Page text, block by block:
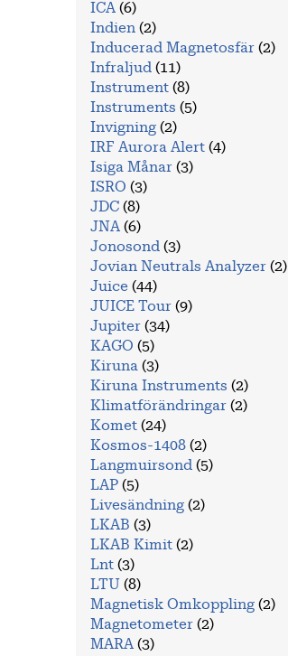
ICA (6)
Indien (2)
Inducerad Magnetosfär (2)
Infraljud (11)
Instrument (8)
Instruments (5)
Invigning (2)
IRF Aurora Alert (4)
Isiga Månar (3)
ISRO (3)
JDC (8)
JNA (6)
Jonosond (3)
Jovian Neutrals Analyzer (2)
Juice (44)
JUICE Tour (9)
Jupiter (34)
KAGO (5)
Kiruna (3)
Kiruna Instruments (2)
Klimatförändringar (2)
Komet (24)
Kosmos-1408 (2)
Langmuirsond (5)
LAP (5)
Livesändning (2)
LKAB (3)
LKAB Kimit (2)
Lnt (3)
LTU (8)
Magnetisk Omkoppling (2)
Magnetometer (2)
MARA (3)